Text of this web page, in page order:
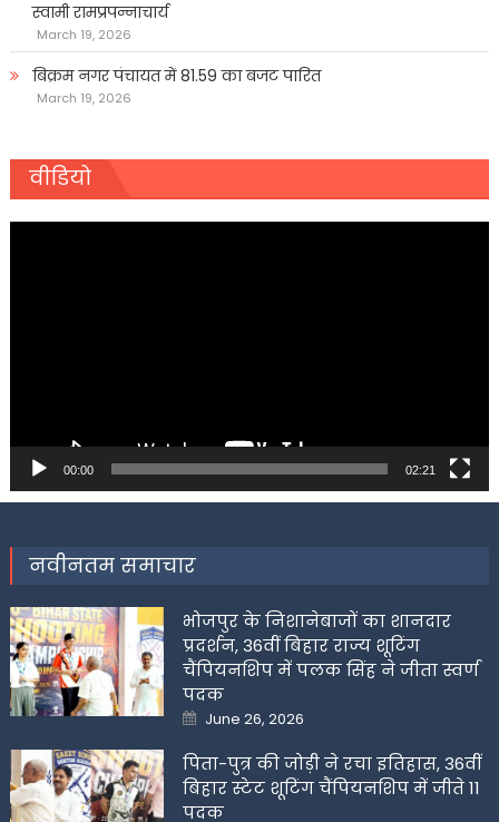
स्वामी रामप्रपन्नाचार्य
March 19, 2026
बिक्रम नगर पंचायत में 81.59 का बजट पारित
March 19, 2026
वीडियो
00:00 02:21
नवीनतम समाचार
भोजपुर के निशानेबाजों का शानदार
प्रदर्शन, 36वीं बिहार राज्य शूटिंग
चैंपियनशिप में पलक सिंह ने जीता स्वर्ण
पदक
Posted
on
June 26, 2026
पिता-पुत्र की जोड़ी ने रचा इतिहास, 36वीं
बिहार स्टेट शूटिंग चैंपियनशिप में जीते 11
पदक